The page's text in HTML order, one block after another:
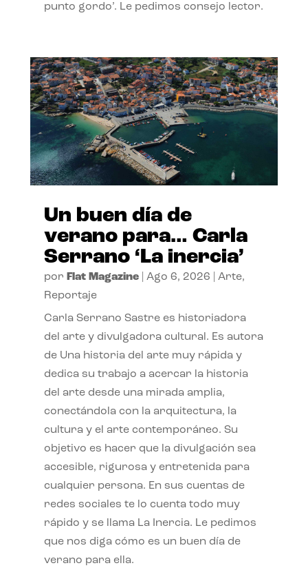
punto gordo’. Le pedimos consejo lector.
Un buen día de
verano para… Carla
Serrano ‘La inercia’
por Flat Magazine| Ago 6, 2026 Arte,
Reportaje
Carla Serrano Sastre es historiadora
del arte y divulgadora cultural. Es autora
de Una historia del arte muy rápida y
dedica su trabajo a acercar la historia
del arte desde una mirada amplia,
conectándola con la arquitectura, la
cultura y el arte contemporáneo. Su
objetivo es hacer que la divulgación sea
accesible, rigurosa y entretenida para
cualquier persona. En sus cuentas de
redes sociales te lo cuenta todo muy
rápido y se llama La Inercia. Le pedimos
que nos diga cómo es un buen día de
verano para ella.